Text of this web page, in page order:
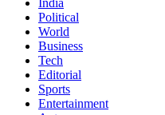
India
Political
World
Business
Tech
Editorial
Sports
Entertainment